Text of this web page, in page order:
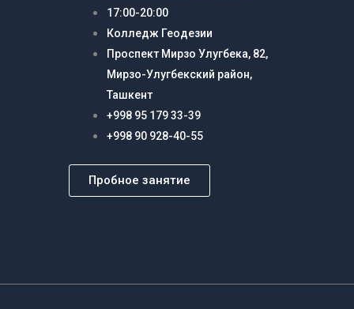
17:00-20:00
Колледж Геодезии
Проспект Мирзо Улугбека, 82,
Мирзо-Улугбекский район,
Ташкент
+998 95 179 33-39
+998 90 928-40-55
Пробное занятие